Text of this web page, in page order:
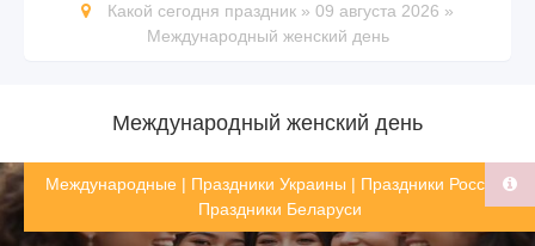
Какой сегодня праздник » 09 августа 2026 »
Международный женский день
Международный женский день
Международные | Праздники Украины | Праздники России|
Праздники Беларуси